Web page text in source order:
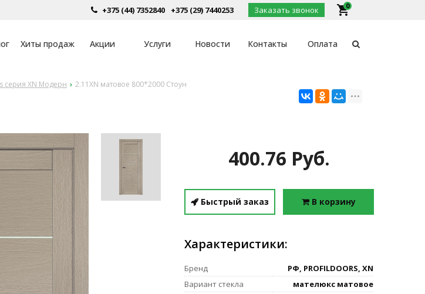
local_grocery_store
0
Заказать звонок
+375 (29) 7440253
+375 (44) 7352840
Хиты продаж Акции Услуги Новости Контакты Оплата
серия XN Модерн 2.11XN матовое 800*2000 Стоун
400.76 Руб.
Быстрый заказ В корзину
Характеристики:
Бренд
РФ, PROFILDOORS, XN
Вариант стекла
мателюкс матовое